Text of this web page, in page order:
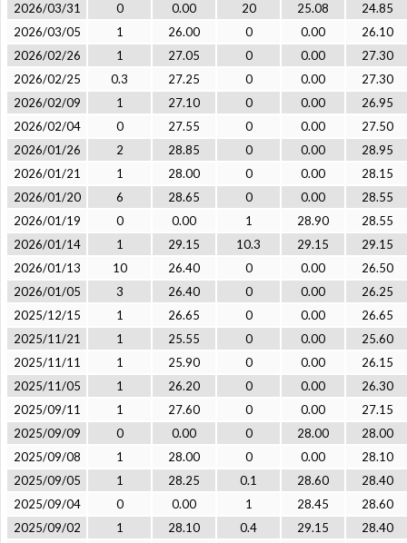
2026/03/31
0 0.00 20 25.08
24.85
2026/03/05
1 26.00 0 0.00
26.10
2026/02/26
1 27.05 0 0.00
27.30
2026/02/25
0.3 27.25 0 0.00
27.30
2026/02/09
1 27.10 0 0.00
26.95
2026/02/04
0 27.55 0 0.00
27.50
2026/01/26
2 28.85 0 0.00
28.95
2026/01/21
1 28.00 0 0.00
28.15
2026/01/20
6 28.65 0 0.00
28.55
2026/01/19
0 0.00 1 28.90
28.55
2026/01/14
1 29.15 10.3 29.15
29.15
2026/01/13
10 26.40 0 0.00
26.50
2026/01/05
3 26.40 0 0.00
26.25
2025/12/15
1 26.65 0 0.00
26.65
2025/11/21
1 25.55 0 0.00
25.60
2025/11/11
1 25.90 0 0.00
26.15
2025/11/05
1 26.20 0 0.00
26.30
2025/09/11
1 27.60 0 0.00
27.15
2025/09/09
0 0.00 0 28.00
28.00
2025/09/08
1 28.00 0 0.00
28.10
2025/09/05
1 28.25 0.1 28.60
28.40
2025/09/04
0 0.00 1 28.45
28.60
2025/09/02
1 28.10 0.4 29.15
28.40